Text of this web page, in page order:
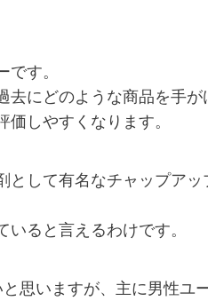
す。
にどのような商品を手
しやすくなります。
して有名なチャップアッ
ると言えるわけです。
思いますが、主に男性ユ